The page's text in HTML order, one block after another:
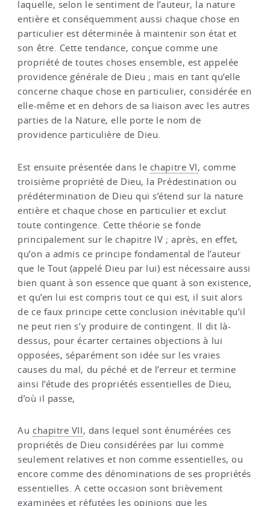
laquelle, selon le sentiment de l’auteur, la nature
entière et conséquemment aussi chaque chose en
particulier est déterminée à maintenir son état et
son être. Cette tendance, conçue comme une
propriété de toutes choses ensemble, est appelée
providence générale de Dieu ; mais en tant qu’elle
concerne chaque chose en particulier, considérée en
elle-même et en dehors de sa liaison avec les autres
parties de la Nature, elle porte le nom de
providence particulière de Dieu.
Est ensuite présentée dans le chapitre VI, comme
troisième propriété de Dieu, la Prédestination ou
prédétermination de Dieu qui s’étend sur la nature
entière et chaque chose en particulier et exclut
toute contingence. Cette théorie se fonde
principalement sur le chapitre IV ; après, en effet,
qu’on a admis ce principe fondamental de l’auteur
que le Tout (appelé Dieu par lui) est nécessaire aussi
bien quant à son essence que quant à son existence,
et qu’en lui est compris tout ce qui est, il suit alors
de ce faux principe cette conclusion inévitable qu’il
ne peut rien s’y produire de contingent. Il dit là-
dessus, pour écarter certaines objections à lui
opposées, séparément son idée sur les vraies
causes du mal, du péché et de l’erreur et termine
ainsi l’étude des propriétés essentielles de Dieu,
d’où il passe,
Au chapitre VII, dans lequel sont énumérées ces
propriétés de Dieu considérées par lui comme
seulement relatives et non comme essentielles, ou
encore comme des dénominations de ses propriétés
essentielles. A cette occasion sont brièvement
examinées et réfutées les opinions que les